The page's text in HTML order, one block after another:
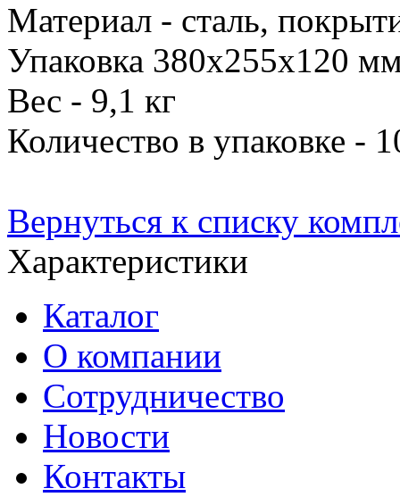
Материал - сталь,
Упаковка 380х255х120
Вес - 9,1 кг
Количество в упаковке -
Вернуться к списку
Характеристики
Каталог
О компании
Сотрудничество
Новости
Контакты